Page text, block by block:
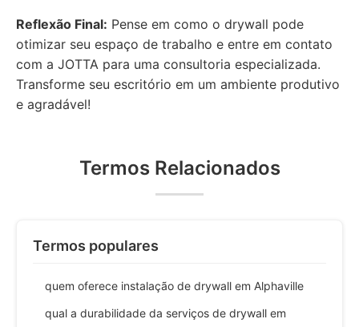
Reflexão Final: Pense em como o drywall pode
otimizar seu espaço de trabalho e entre em contato
com a JOTTA para uma consultoria especializada.
Transforme seu escritório em um ambiente produtivo
e agradável!
Termos Relacionados
Termos populares
quem oferece instalação de drywall em Alphaville
qual a durabilidade da serviços de drywall em